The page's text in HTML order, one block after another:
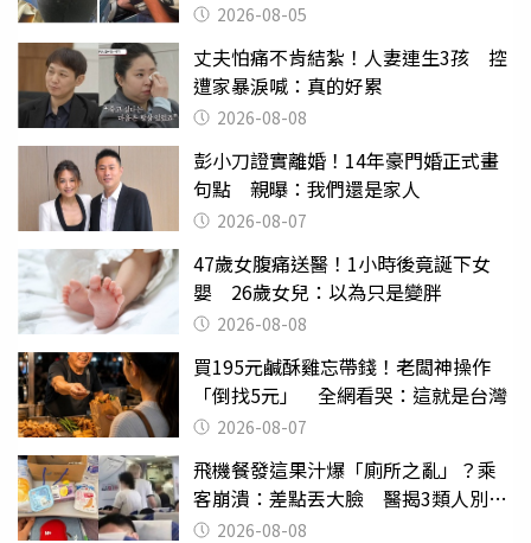
2026-08-05
丈夫怕痛不肯結紮！人妻連生3孩 控
遭家暴淚喊：真的好累
2026-08-08
彭小刀證實離婚！14年豪門婚正式畫
句點 親曝：我們還是家人
2026-08-07
47歲女腹痛送醫！1小時後竟誕下女
嬰 26歲女兒：以為只是變胖
2026-08-08
買195元鹹酥雞忘帶錢！老闆神操作
「倒找5元」 全網看哭：這就是台灣
2026-08-07
飛機餐發這果汁爆「廁所之亂」？乘
客崩潰：差點丟大臉 醫揭3類人別亂
喝 2026-08-08